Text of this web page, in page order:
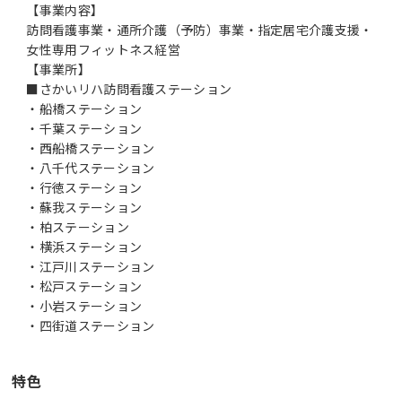
【事業内容】
訪問看護事業・通所介護（予防）事業・指定居宅介護支援・
女性専用フィットネス経営
【事業所】
■さかいリハ訪問看護ステーション
・船橋ステーション
・千葉ステーション
・西船橋ステーション
・八千代ステーション
・行徳ステーション
・蘇我ステーション
・柏ステーション
・横浜ステーション
・江戸川ステーション
・松戸ステーション
・小岩ステーション
特色